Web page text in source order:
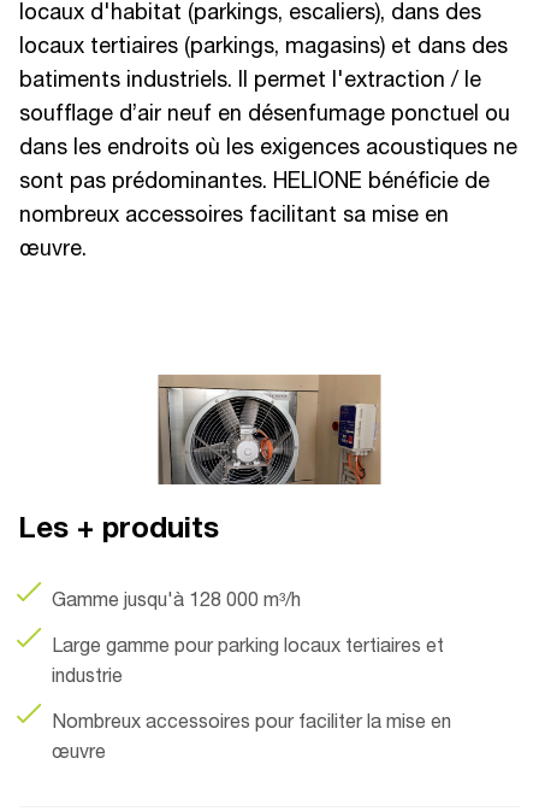
locaux d'habitat (parkings, escaliers), dans des
locaux tertiaires (parkings, magasins) et dans des
batiments industriels. Il permet l'extraction / le
soufflage d’air neuf en désenfumage ponctuel ou
dans les endroits où les exigences acoustiques ne
sont pas prédominantes. HELIONE bénéficie de
nombreux accessoires facilitant sa mise en
œuvre.
Les + produits
Gamme jusqu'à 128 000 m³/h
Large gamme pour parking locaux tertiaires et
industrie
Nombreux accessoires pour faciliter la mise en
œuvre